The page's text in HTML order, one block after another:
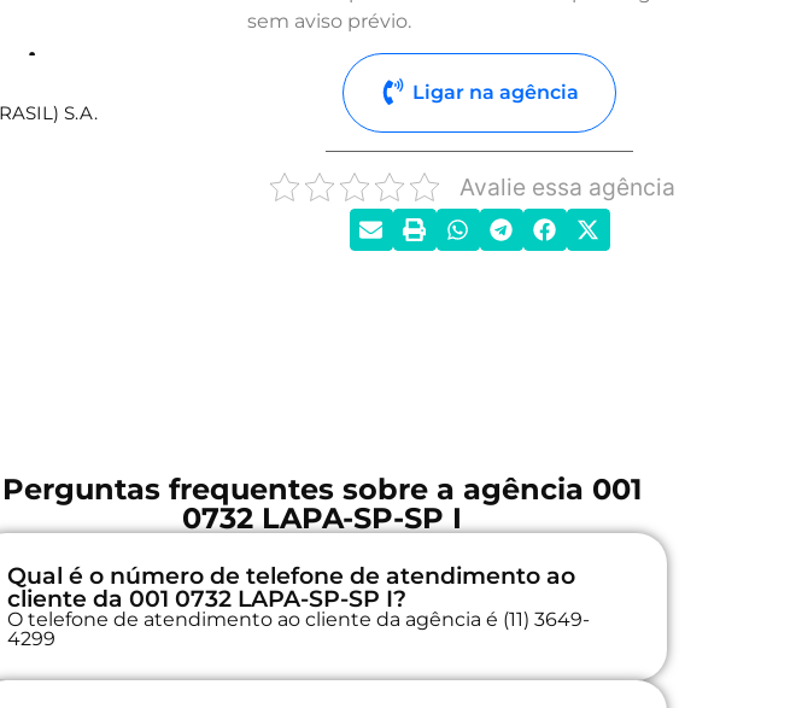
S.A.
sem aviso prévio.
Ligar na agência
Avalie essa agência
Perguntas frequentes sobre a agência 001
0732 LAPA-SP-SP I
Qual é o número de telefone de atendimento ao
cliente da 001 0732 LAPA-SP-SP I?
O telefone de atendimento ao cliente da agência é (11) 3649-
4299